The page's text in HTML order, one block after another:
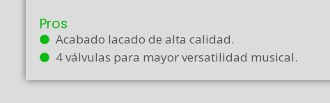
Pros
Acabado lacado de alta calidad.
4 válvulas para mayor versatilidad musical.